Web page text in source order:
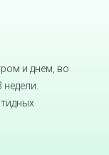
и днем, во